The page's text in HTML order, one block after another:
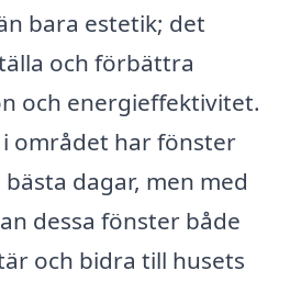
bara estetik; det
och förbättra
och energieffektivitet.
området har fönster
dagar, men med
dessa fönster både
och bidra till husets